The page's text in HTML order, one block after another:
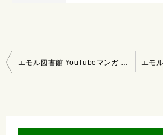
投
エモル図書館 YouTubeマンガ 2022/3/13～3/19